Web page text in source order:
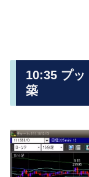
10:35 プッ
築